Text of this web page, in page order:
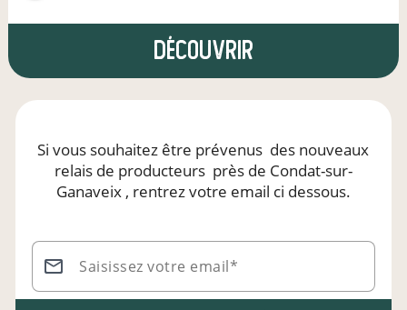
Découvrir
Si vous souhaitez être prévenus des nouveaux
relais de producteurs près de Condat-sur-
Ganaveix, rentrez votre email ci dessous.
Saisissez votre email*